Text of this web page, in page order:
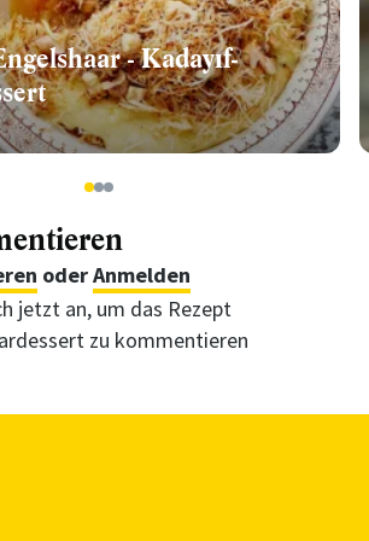
- Kadayıf-
123
oderAnmelden
jetzt an, um das Rezept
zu kommentieren